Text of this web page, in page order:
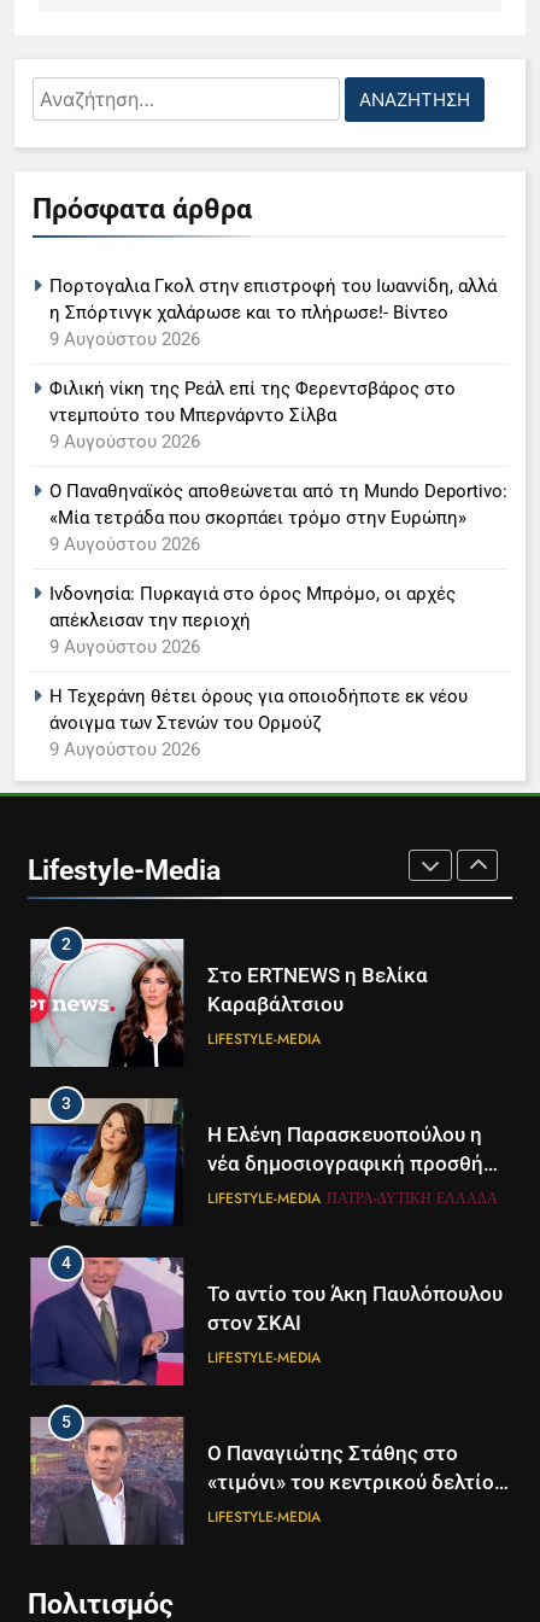
Αναζήτηση
για:
Πρόσφατα άρθρα
Πορτογαλια Γκολ στην επιστροφή του Ιωαννίδη, αλλά
η Σπόρτινγκ χαλάρωσε και το πλήρωσε!- Βίντεο
9 Αυγούστου 2026
Φιλική νίκη της Ρεάλ επί της Φερεντσβάρος στο
ντεμπούτο του Μπερνάρντο Σίλβα
9 Αυγούστου 2026
Ο Παναθηναϊκός αποθεώνεται από τη Mundo Deportivo:
«Μία τετράδα που σκορπάει τρόμο στην Ευρώπη»
9 Αυγούστου 2026
Ινδονησία: Πυρκαγιά στο όρος Μπρόμο, οι αρχές
απέκλεισαν την περιοχή
9 Αυγούστου 2026
Η Τεχεράνη θέτει όρους για οποιοδήποτε εκ νέου
άνοιγμα των Στενών του Ορμούζ
9 Αυγούστου 2026
Lifestyle-Media
5
«τιμόνι» του κεντρικού δελτίου
ειδήσεων της ΕΡΤ
LIFESTYLE-MEDIA
6
LIFESTYLE-MEDIA
Τέλος από τον ΑΝΤ1 ο
Παναγιώτης Στάθης
8
Times μαζί σε μια νέα
συνδρομητική πρόταση
LIFESTYLE-MEDIA
1
LIFESTYLE-MEDIA
2
Στο ERTNEWS η Βελίκα
Καραβάλτσιου
LIFESTYLE-MEDIA
3
Η Ελένη Παρασκευοπούλου η
νέα δημοσιογραφική προσθήκη
του ΣΚΑΪ στην Πάτρα
LIFESTYLE-MEDIA ΠΆΤΡΑ-ΔΥΤΙΚΉ ΕΛΛΆΔΑ
4
Το αντίο του Άκη Παυλόπουλου
στον ΣΚΑΙ
LIFESTYLE-MEDIA
5
Ο Παναγιώτης Στάθης στο
«τιμόνι» του κεντρικού δελτίου
ειδήσεων της ΕΡΤ
LIFESTYLE-MEDIA
Πολιτισμός
5
Διάστημα: Εντοπίστηκαν για
πρώτη φορά ενδείξεις για τον
άνεμο που εκπέμπει η μαύρη
ΔΙΕΘΝΉ ΕΠΙΣΤΉΜΗ